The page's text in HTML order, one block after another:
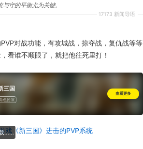
17173 新闻导语
守的平衡尤为关键。
PVP对战功能，有攻城战，掠夺战，复仇战等等
看谁不顺眼了，就把他往死里打！
三国
色扮演
查看更多
……